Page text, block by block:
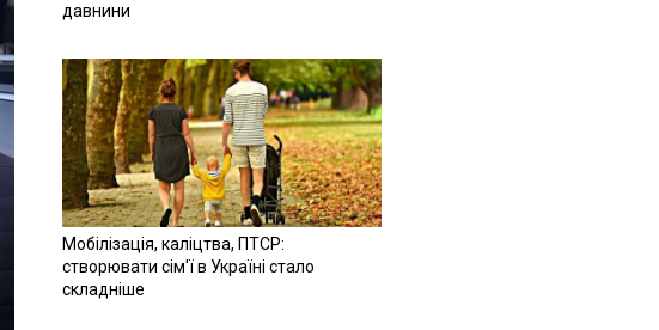
давнини
Мобілізація, каліцтва, ПТСР:
створювати сім'ї в Україні стало
складніше